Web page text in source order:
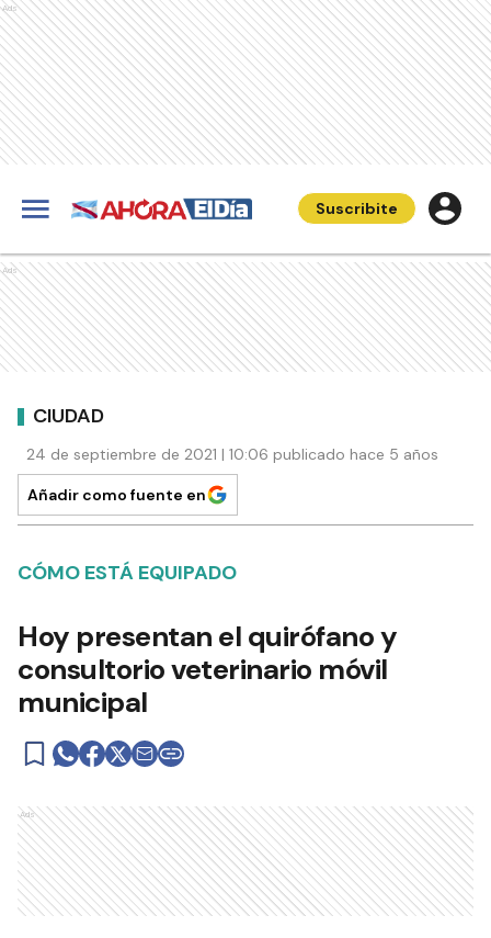
Ads
Suscribite
Ads
CIUDAD
24 de septiembre de 2021 | 10:06 publicado hace 5 años
Añadir como fuente en
CÓMO ESTÁ EQUIPADO
Hoy presentan el quirófano y
consultorio veterinario móvil
municipal
Ads